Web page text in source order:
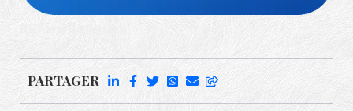
PARTAGER